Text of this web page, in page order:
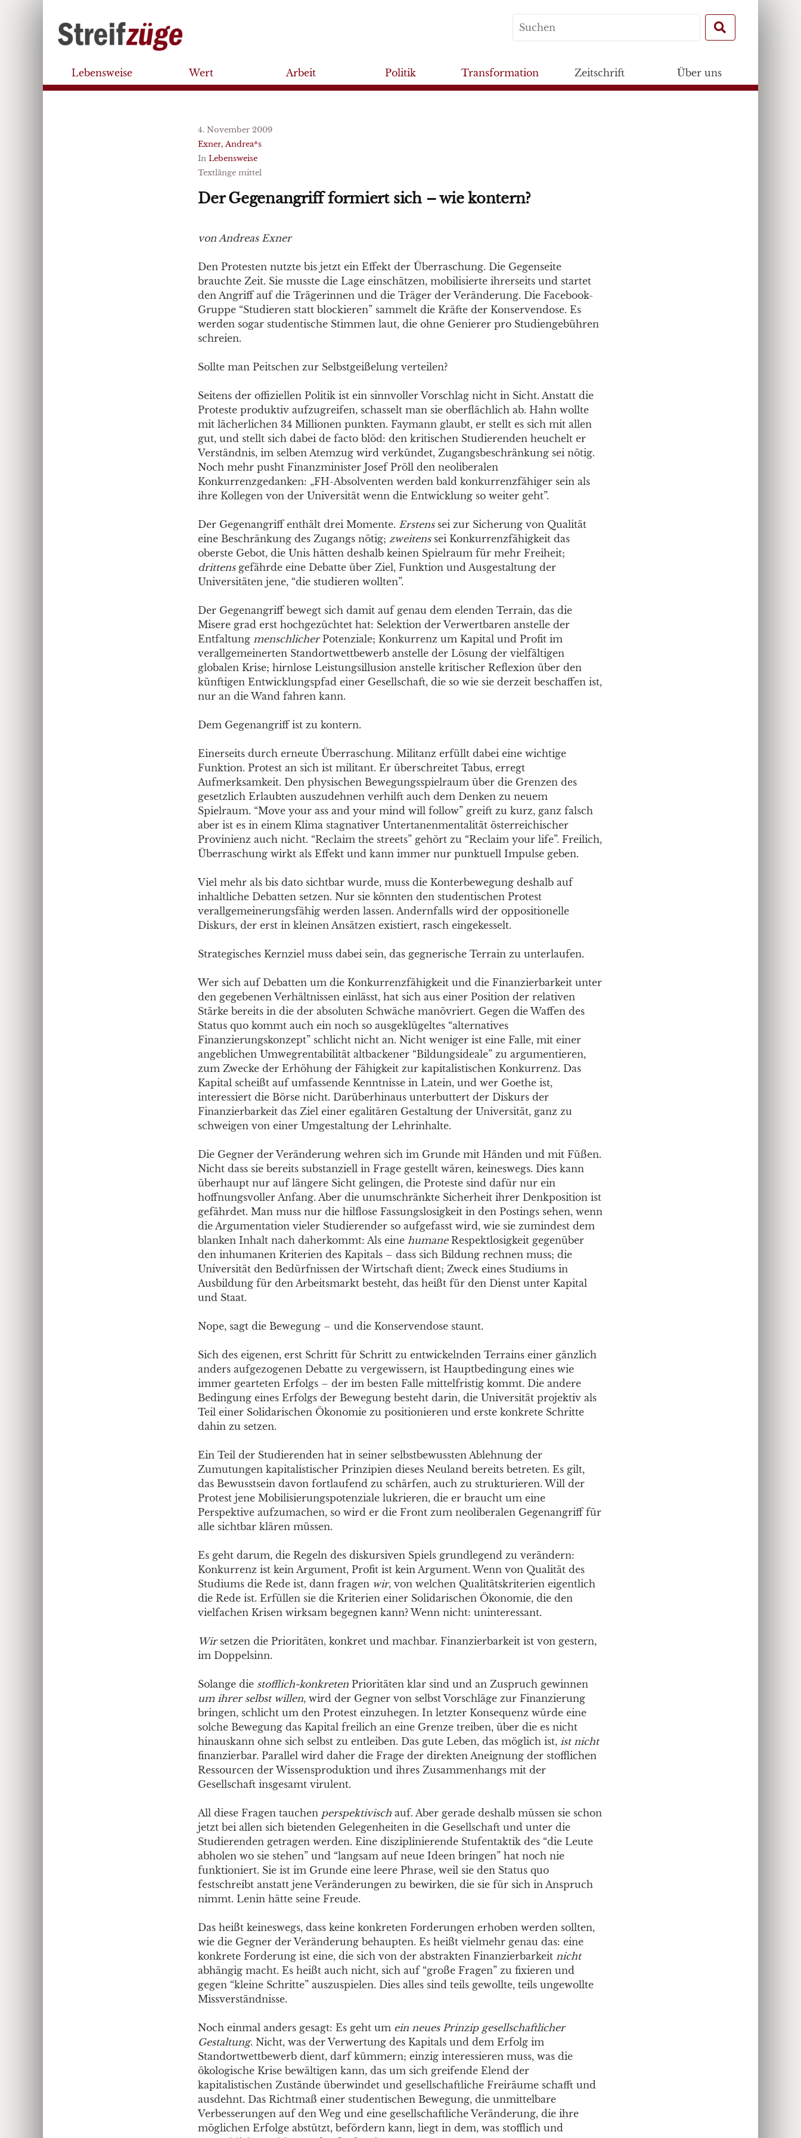
Lebensweise Wert Arbeit Politik Transformation Zeitschrift Über uns
4. November 2009
Exner, Andrea*s
In Lebensweise
Textlänge mittel
Der Gegenangriff formiert sich – wie kontern?
von Andreas Exner
Den Protesten nutzte bis jetzt ein Effekt der Überraschung. Die Gegenseite
brauchte Zeit. Sie musste die Lage einschätzen, mobilisierte ihrerseits und startet
den Angriff auf die Trägerinnen und die Träger der Veränderung. Die Facebook-
Gruppe “Studieren statt blockieren” sammelt die Kräfte der Konservendose. Es
werden sogar studentische Stimmen laut, die ohne Genierer pro Studiengebühren
schreien.
Sollte man Peitschen zur Selbstgeißelung verteilen?
Seitens der offiziellen Politik ist ein sinnvoller Vorschlag nicht in Sicht. Anstatt die
Proteste produktiv aufzugreifen, schasselt man sie oberflächlich ab. Hahn wollte
mit lächerlichen 34 Millionen punkten. Faymann glaubt, er stellt es sich mit allen
gut, und stellt sich dabei de facto blöd: den kritischen Studierenden heuchelt er
Verständnis, im selben Atemzug wird verkündet, Zugangsbeschränkung sei nötig.
Noch mehr pusht Finanzminister Josef Pröll den neoliberalen
Konkurrenzgedanken: „FH-Absolventen werden bald konkurrenzfähiger sein als
ihre Kollegen von der Universität wenn die Entwicklung so weiter geht”.
Der Gegenangriff enthält drei Momente. Erstenssei zur Sicherung von Qualität
eine Beschränkung des Zugangs nötig; zweitenssei Konkurrenzfähigkeit das
oberste Gebot, die Unis hätten deshalb keinen Spielraum für mehr Freiheit;
drittensgefährde eine Debatte über Ziel, Funktion und Ausgestaltung der
Universitäten jene, “die studieren wollten”.
Der Gegenangriff bewegt sich damit auf genau dem elenden Terrain, das die
Misere grad erst hochgezüchtet hat: Selektion der Verwertbaren anstelle der
Entfaltung menschlicherPotenziale; Konkurrenz um Kapital und Profit im
verallgemeinerten Standortwettbewerb anstelle der Lösung der vielfältigen
globalen Krise; hirnlose Leistungsillusion anstelle kritischer Reflexion über den
künftigen Entwicklungspfad einer Gesellschaft, die so wie sie derzeit beschaffen ist,
nur an die Wand fahren kann.
Dem Gegenangriff ist zu kontern.
Einerseits durch erneute Überraschung. Militanz erfüllt dabei eine wichtige
Funktion. Protest an sich ist militant. Er überschreitet Tabus, erregt
Aufmerksamkeit. Den physischen Bewegungsspielraum über die Grenzen des
gesetzlich Erlaubten auszudehnen verhilft auch dem Denken zu neuem
Spielraum. “Move your ass and your mind will follow” greift zu kurz, ganz falsch
aber ist es in einem Klima stagnativer Untertanenmentalität österreichischer
Provinienz auch nicht. “Reclaim the streets” gehört zu “Reclaim your life”. Freilich,
Überraschung wirkt als Effekt und kann immer nur punktuell Impulse geben.
Viel mehr als bis dato sichtbar wurde, muss die Konterbewegung deshalb auf
inhaltliche Debatten setzen. Nur sie könnten den studentischen Protest
verallgemeinerungsfähig werden lassen. Andernfalls wird der oppositionelle
Diskurs, der erst in kleinen Ansätzen existiert, rasch eingekesselt.
Strategisches Kernziel muss dabei sein, das gegnerische Terrain zu unterlaufen.
Wer sich auf Debatten um die Konkurrenzfähigkeit und die Finanzierbarkeit unter
den gegebenen Verhältnissen einlässt, hat sich aus einer Position der relativen
Stärke bereits in die der absoluten Schwäche manövriert. Gegen die Waffen des
Status quo kommt auch ein noch so ausgeklügeltes “alternatives
Finanzierungskonzept” schlicht nicht an. Nicht weniger ist eine Falle, mit einer
angeblichen Umwegrentabilität altbackener “Bildungsideale” zu argumentieren,
zum Zwecke der Erhöhung der Fähigkeit zur kapitalistischen Konkurrenz. Das
Kapital scheißt auf umfassende Kenntnisse in Latein, und wer Goethe ist,
interessiert die Börse nicht. Darüberhinaus unterbuttert der Diskurs der
Finanzierbarkeit das Ziel einer egalitären Gestaltung der Universität, ganz zu
schweigen von einer Umgestaltung der Lehrinhalte.
Die Gegner der Veränderung wehren sich im Grunde mit Händen und mit Füßen.
Nicht dass sie bereits substanziell in Frage gestellt wären, keineswegs. Dies kann
überhaupt nur auf längere Sicht gelingen, die Proteste sind dafür nur ein
hoffnungsvoller Anfang. Aber die unumschränkte Sicherheit ihrer Denkposition ist
gefährdet. Man muss nur die hilflose Fassungslosigkeit in den Postings sehen, wenn
die Argumentation vieler Studierender so aufgefasst wird, wie sie zumindest dem
blanken Inhalt nach daherkommt: Als eine humaneRespektlosigkeit gegenüber
den inhumanen Kriterien des Kapitals – dass sich Bildung rechnen muss; die
Universität den Bedürfnissen der Wirtschaft dient; Zweck eines Studiums in
Ausbildung für den Arbeitsmarkt besteht, das heißt für den Dienst unter Kapital
und Staat.
Nope, sagt die Bewegung – und die Konservendose staunt.
Sich des eigenen, erst Schritt für Schritt zu entwickelnden Terrains einer gänzlich
anders aufgezogenen Debatte zu vergewissern, ist Hauptbedingung eines wie
immer gearteten Erfolgs – der im besten Falle mittelfristig kommt. Die andere
Bedingung eines Erfolgs der Bewegung besteht darin, die Universität projektiv als
Teil einer Solidarischen Ökonomie zu positionieren und erste konkrete Schritte
dahin zu setzen.
Ein Teil der Studierenden hat in seiner selbstbewussten Ablehnung der
Zumutungen kapitalistischer Prinzipien dieses Neuland bereits betreten. Es gilt,
das Bewusstsein davon fortlaufend zu schärfen, auch zu strukturieren. Will der
Protest jene Mobilisierungspotenziale lukrieren, die er braucht um eine
Perspektive aufzumachen, so wird er die Front zum neoliberalen Gegenangriff für
alle sichtbar klären müssen.
Es geht darum, die Regeln des diskursiven Spiels grundlegend zu verändern:
Konkurrenz ist kein Argument, Profit ist kein Argument. Wenn von Qualität des
Studiums die Rede ist, dann fragen wir, von welchen Qualitätskriterien eigentlich
die Rede ist. Erfüllen sie die Kriterien einer Solidarischen Ökonomie, die den
vielfachen Krisen wirksam begegnen kann? Wenn nicht: uninteressant.
Wirsetzen die Prioritäten, konkret und machbar. Finanzierbarkeit ist von gestern,
im Doppelsinn.
Solange die stofflich-konkreten Prioritäten klar sind und an Zuspruch gewinnen
um ihrer selbst willen, wird der Gegner von selbst Vorschläge zur Finanzierung
bringen, schlicht um den Protest einzuhegen. In letzter Konsequenz würde eine
solche Bewegung das Kapital freilich an eine Grenze treiben, über die es nicht
hinauskann ohne sich selbst zu entleiben. Das gute Leben, das möglich ist, ist nicht
finanzierbar. Parallel wird daher die Frage der direkten Aneignung der stofflichen
Ressourcen der Wissensproduktion und ihres Zusammenhangs mit der
Gesellschaft insgesamt virulent.
All diese Fragen tauchen perspektivisch auf. Aber gerade deshalb müssen sie schon
jetzt bei allen sich bietenden Gelegenheiten in die Gesellschaft und unter die
Studierenden getragen werden. Eine disziplinierende Stufentaktik des “die Leute
abholen wo sie stehen” und “langsam auf neue Ideen bringen” hat noch nie
funktioniert. Sie ist im Grunde eine leere Phrase, weil sie den Status quo
festschreibt anstatt jene Veränderungen zu bewirken, die sie für sich in Anspruch
nimmt. Lenin hätte seine Freude.
Das heißt keineswegs, dass keine konkreten Forderungen erhoben werden sollten,
wie die Gegner der Veränderung behaupten. Es heißt vielmehr genau das: eine
konkrete Forderung ist eine, die sich von der abstrakten Finanzierbarkeit nicht
abhängig macht. Es heißt auch nicht, sich auf “große Fragen” zu fixieren und
gegen “kleine Schritte” auszuspielen. Dies alles sind teils gewollte, teils ungewollte
Missverständnisse.
Noch einmal anders gesagt: Es geht um ein neues Prinzip gesellschaftlicher
Gestaltung. Nicht, was der Verwertung des Kapitals und dem Erfolg im
Standortwettbewerb dient, darf kümmern; einzig interessieren muss, was die
ökologische Krise bewältigen kann, das um sich greifende Elend der
kapitalistischen Zustände überwindet und gesellschaftliche Freiräume schafft und
ausdehnt. Das Richtmaß einer studentischen Bewegung, die unmittelbare
Verbesserungen auf den Weg und eine gesellschaftliche Veränderung, die ihre
möglichen Erfolge abstützt, befördern kann, liegt in dem, was stofflich und